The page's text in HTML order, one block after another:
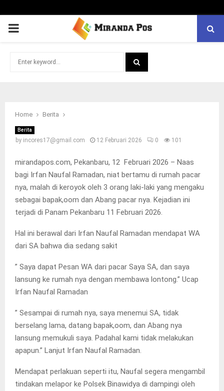
PRIMARY
Home Berita
Berita
by incores17@gmail.com 12 Februari 2026 0 101
mirandapos.com, Pekanbaru, 12 Februari 2026 – Naas
bagi Irfan Naufal Ramadan, niat bertamu di rumah pacar
nya, malah di keroyok oleh 3 orang laki-laki yang mengaku
sebagai bapak,oom dan Abang pacar nya. Kejadian ini
terjadi di Panam Pekanbaru 11 Februari 2026.
Hal ini berawal dari Irfan Naufal Ramadan mendapat WA
dari SA bahwa dia sedang sakit
” Saya dapat Pesan WA dari pacar Saya SA, dan saya
lansung ke rumah nya dengan membawa lontong.” Ucap
Irfan Naufal Ramadan
” Sesampai di rumah nya, saya menemui SA, tidak
berselang lama, datang bapak,oom, dan Abang nya
lansung memukuli saya. Padahal kami tidak melakukan
apapun.” Lanjut Irfan Naufal Ramadan.
Mendapat perlakuan seperti itu, Naufal segera mengambil
tindakan melapor ke Polsek Binawidya di dampingi oleh